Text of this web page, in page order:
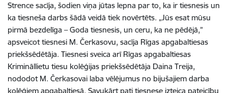
Strence sacīja, šodien viņa jūtas lepna par to, ka ir tiesnesis un
ka tiesneša darbs šādā veidā tiek novērtēts. „Jūs esat mūsu
pirmā bezdelīga – Goda tiesnesis, un ceru, ka ne pēdējā,”
apsveicot tiesnesi M. Čerkasovu, sacīja Rīgas apgabaltiesas
priekšsēdētāja. Tiesnesi sveica arī Rīgas apgabaltiesas
Krimināllietu tiesu kolēģijas priekšsēdētāja Daina Treija,
nododot M. Čerkasovai laba vēlējumus no bijušajiem darba
kolēģiem apgabaltiesā. Savukārt pati tiesnese izteica pateicību